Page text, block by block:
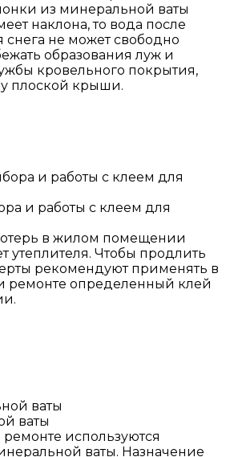
из минеральной ваты
наклона, то вода после
не может свободно
образования луж и
кровельного покрытия,
плоской крыши.
и работы с клеем для
в жилом помещении
утеплителя. Чтобы продлить
рекомендуют применять в
ремонте определенный клей
ваты
ремонте используются
ваты. Назначение